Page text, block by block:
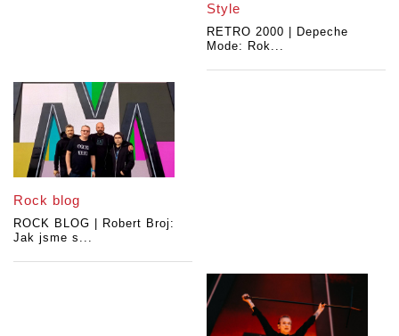
Style
RETRO 2000 | Depeche
Mode: Rok...
Rock blog
ROCK BLOG | Robert Broj:
Jak jsme s...